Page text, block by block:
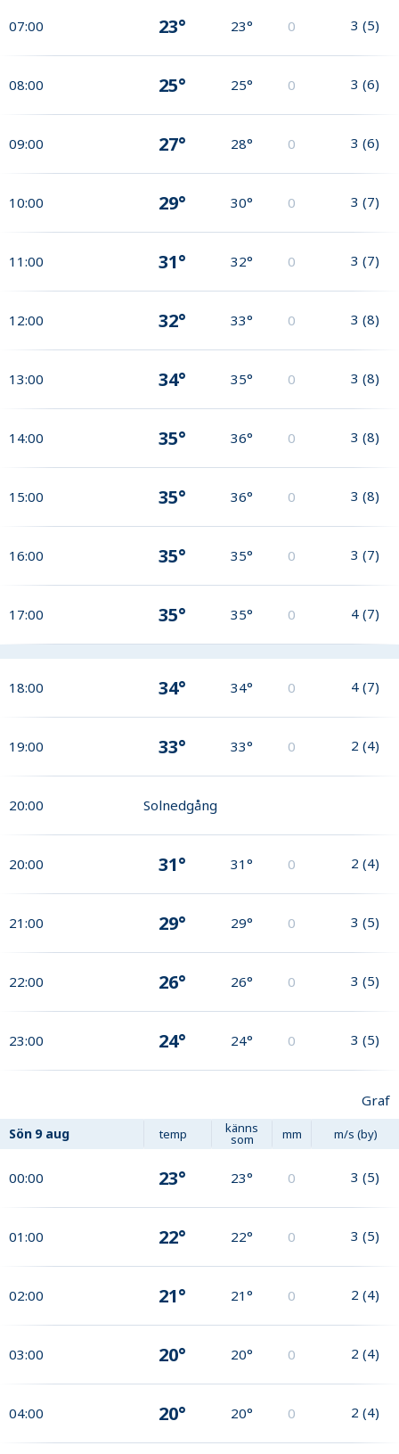
07:00 23° 23° 0 3 (5)
08:00 25° 25° 0 3 (6)
09:00 27° 28° 0 3 (6)
10:00 29° 30° 0 3 (7)
11:00 31° 32° 0 3 (7)
12:00 32° 33° 0 3 (8)
13:00 34° 35° 0 3 (8)
14:00 35° 36° 0 3 (8)
15:00 35° 36° 0 3 (8)
16:00 35° 35° 0 3 (7)
17:00 35° 35° 0 4 (7)
18:00 34° 34° 0 4 (7)
19:00 33° 33° 0 2 (4)
20:00 Solnedgång
20:00 31° 31° 0 2 (4)
21:00 29° 29° 0 3 (5)
22:00 26° 26° 0 3 (5)
23:00 24° 24° 0 3 (5)
Graf
Sön 9 aug temp känns
som mm m/s (by)
00:00 23° 23° 0 3 (5)
01:00 22° 22° 0 3 (5)
02:00 21° 21° 0 2 (4)
03:00 20° 20° 0 2 (4)
04:00 20° 20° 0 2 (4)